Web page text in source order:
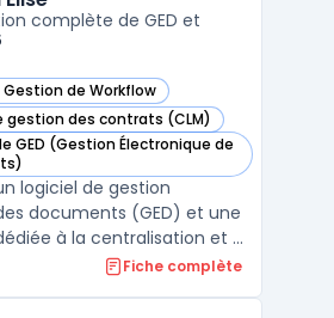
et CRM, faci ...
complète de GED et
de Workflow
dans cette catégorie
gestion des contrats (CLM)
dans cette catégorie
GED (Gestion Électronique de
dans cette catégorie
logiciel de gestion
documents (GED) et une
à la centralisation et à
des processusFiche complète